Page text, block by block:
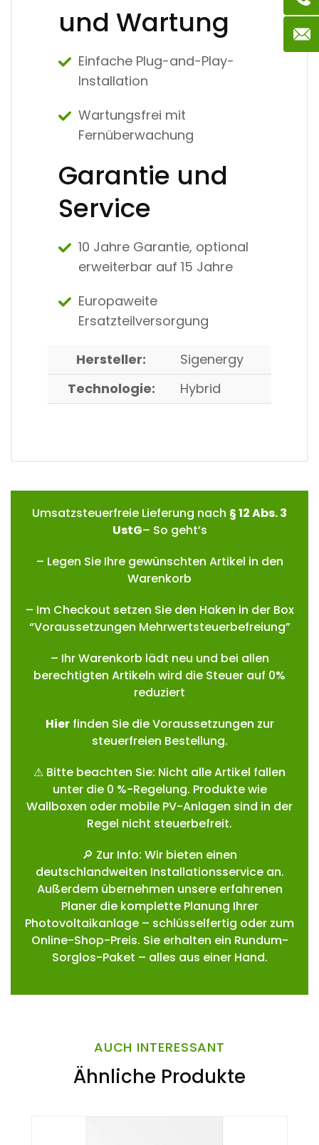
und Wartung
Einfache Plug-and-Play-
Installation
Wartungsfrei mit
Fernüberwachung
Garantie und
Service
10 Jahre Garantie, optional
erweiterbar auf 15 Jahre
Europaweite
Ersatzteilversorgung
Hersteller:
Sigenergy
Technologie:
Hybrid
Umsatzsteuerfreie Lieferung nach § 12 Abs. 3
UstG– So geht’s
– Legen Sie Ihre gewünschten Artikel in den
Warenkorb
– Im Checkout setzen Sie den Haken in der Box
“Voraussetzungen Mehrwertsteuerbefreiung”
– Ihr Warenkorb lädt neu und bei allen
berechtigten Artikeln wird die Steuer auf 0%
reduziert
Hierfinden Sie die Voraussetzungen zur
steuerfreien Bestellung.
⚠ Bitte beachten Sie: Nicht alle Artikel fallen
unter die 0 %-Regelung. Produkte wie
Wallboxen oder mobile PV-Anlagen sind in der
Regel nicht steuerbefreit.
🔎 Zur Info: Wir bieten einen
deutschlandweiten Installationsservice an.
Außerdem übernehmen unsere erfahrenen
Planer die komplette Planung Ihrer
Photovoltaikanlage – schlüsselfertig oder zum
Online-Shop-Preis. Sie erhalten ein Rundum-
Sorglos-Paket – alles aus einer Hand.
AUCH INTERESSANT
Ähnliche Produkte